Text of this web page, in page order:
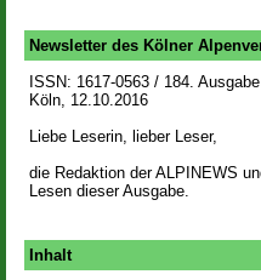
Newsletter des Kölner
ISSN: 1617-0563 / 184.
Köln, 12.10.2016
Liebe Leserin, lieber Leser,
die Redaktion der ALPINEWS
Lesen dieser Ausgabe.
Inhalt